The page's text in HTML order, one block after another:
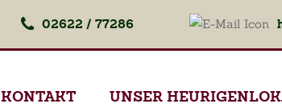
02622 / 77286
KONTAKT UNSER